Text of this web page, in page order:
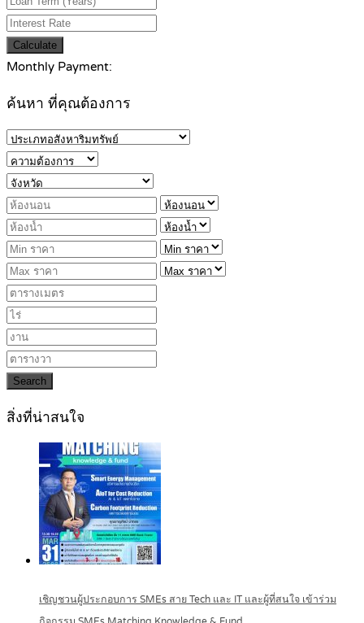
Calculate
Monthly Payment:
ค้นหา ที่คุณต้องการ
Search
สิ่งที่น่าสนใจ
เชิญชวนผู้ประกอบการ SMEs สาย Tech และ IT และผู้ที่สนใจ เข้าร่วม